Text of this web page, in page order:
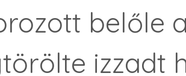
belőle
izzadt